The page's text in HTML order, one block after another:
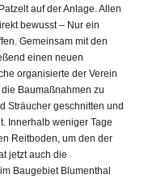
auf der Anlage. Allen
bewusst – Nur ein
Gemeinsam mit den
einen neuen
organisierte der Verein
Baumaßnahmen zu
Sträucher geschnitten und
Innerhalb weniger Tage
Reitboden, um den der
jetzt auch die
Baugebiet Blumenthal